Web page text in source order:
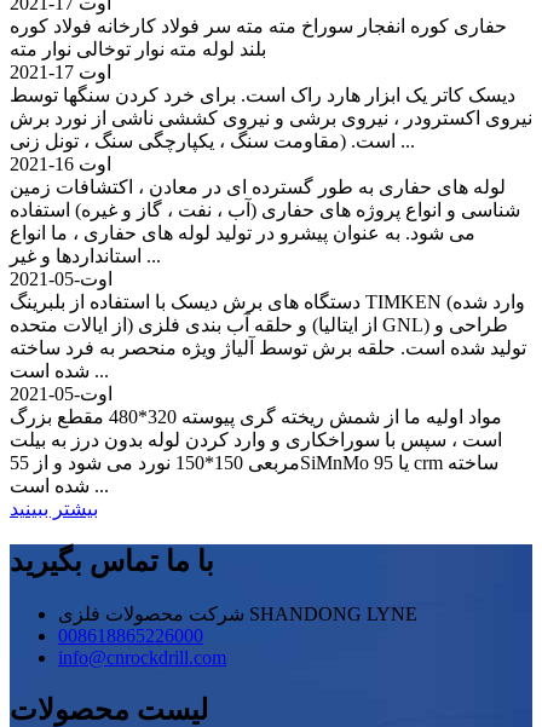
حفاری کوره انفجار سوراخ مته مته سر فولاد کارخانه فولاد کوره
بلند لوله مته نوار توخالی نوار مته
اوت 17-2021
دیسک کاتر یک ابزار هارد راک است. برای خرد کردن سنگها توسط
نیروی اکسترودر ، نیروی برشی و نیروی کششی ناشی از نورد برش
است. (مقاومت سنگ ، یکپارچگی سنگ ، تونل زنی ...
اوت 16-2021
لوله های حفاری به طور گسترده ای در معادن ، اکتشافات زمین
شناسی و انواع پروژه های حفاری (آب ، نفت ، گاز و غیره) استفاده
می شود. به عنوان پیشرو در تولید لوله های حفاری ، ما انواع
استانداردها و غیر ...
اوت-05-2021
دستگاه های برش دیسک با استفاده از بلبرینگ TIMKEN (وارد شده
از ایالات متحده) و حلقه آب بندی فلزی (از ایتالیا GNL) طراحی و
تولید شده است. حلقه برش توسط آلیاژ ویژه منحصر به فرد ساخته
شده است ...
اوت-05-2021
مواد اولیه ما از شمش ریخته گری پیوسته 320*480 مقطع بزرگ
است ، سپس با سوراخکاری و وارد کردن لوله بدون درز به بیلت
مربعی 150*150 نورد می شود و از 55SiMnMo یا 95 crm ساخته
شده است ...
بیشتر ببینید
با ما تماس بگیرید
شرکت محصولات فلزی SHANDONG LYNE
008618865226000
info@cnrockdrill.com
لیست محصولات